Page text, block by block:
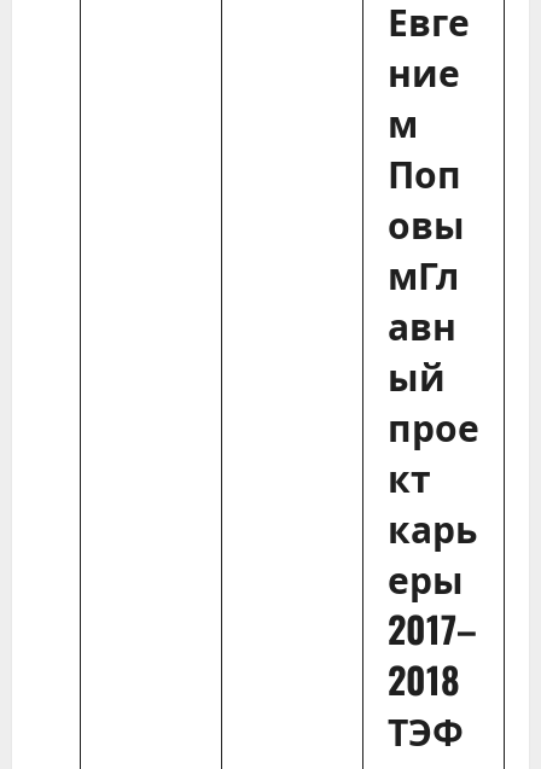
Евге
ние
м
Поп
овы
мГл
авн
ый
прое
кт
карь
еры
2017–
2018
ТЭФ